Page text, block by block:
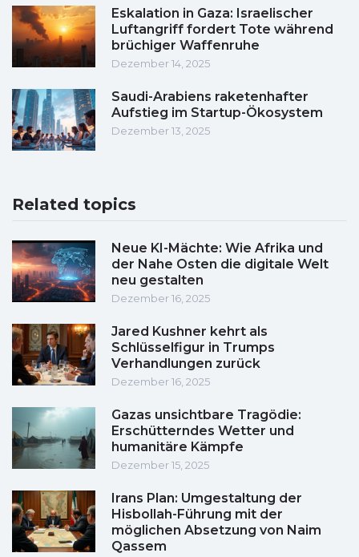
Eskalation in Gaza: Israelischer
Luftangriff fordert Tote während
brüchiger Waffenruhe
Dezember 14, 2025
Saudi-Arabiens raketenhafter
Aufstieg im Startup-Ökosystem
Dezember 13, 2025
Related topics
Neue KI-Mächte: Wie Afrika und
der Nahe Osten die digitale Welt
neu gestalten
Dezember 16, 2025
Jared Kushner kehrt als
Schlüsselfigur in Trumps
Verhandlungen zurück
Dezember 16, 2025
Gazas unsichtbare Tragödie:
Erschütterndes Wetter und
humanitäre Kämpfe
Dezember 15, 2025
Irans Plan: Umgestaltung der
Hisbollah-Führung mit der
möglichen Absetzung von Naim
Qassem